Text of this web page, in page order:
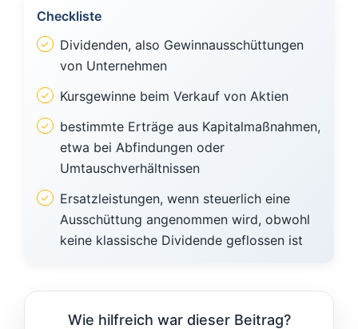
Checkliste
Dividenden, also Gewinnausschüttungen
von Unternehmen
Kursgewinne beim Verkauf von Aktien
bestimmte Erträge aus Kapitalmaßnahmen,
etwa bei Abfindungen oder
Umtauschverhältnissen
Ersatzleistungen, wenn steuerlich eine
Ausschüttung angenommen wird, obwohl
keine klassische Dividende geflossen ist
Wie hilfreich war dieser Beitrag?